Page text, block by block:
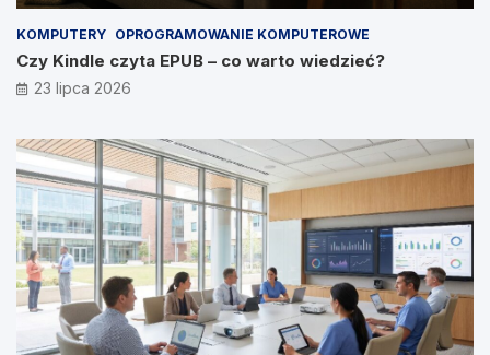
KOMPUTERY OPROGRAMOWANIE KOMPUTEROWE
Czy Kindle czyta EPUB – co warto wiedzieć?
23 lipca 2026